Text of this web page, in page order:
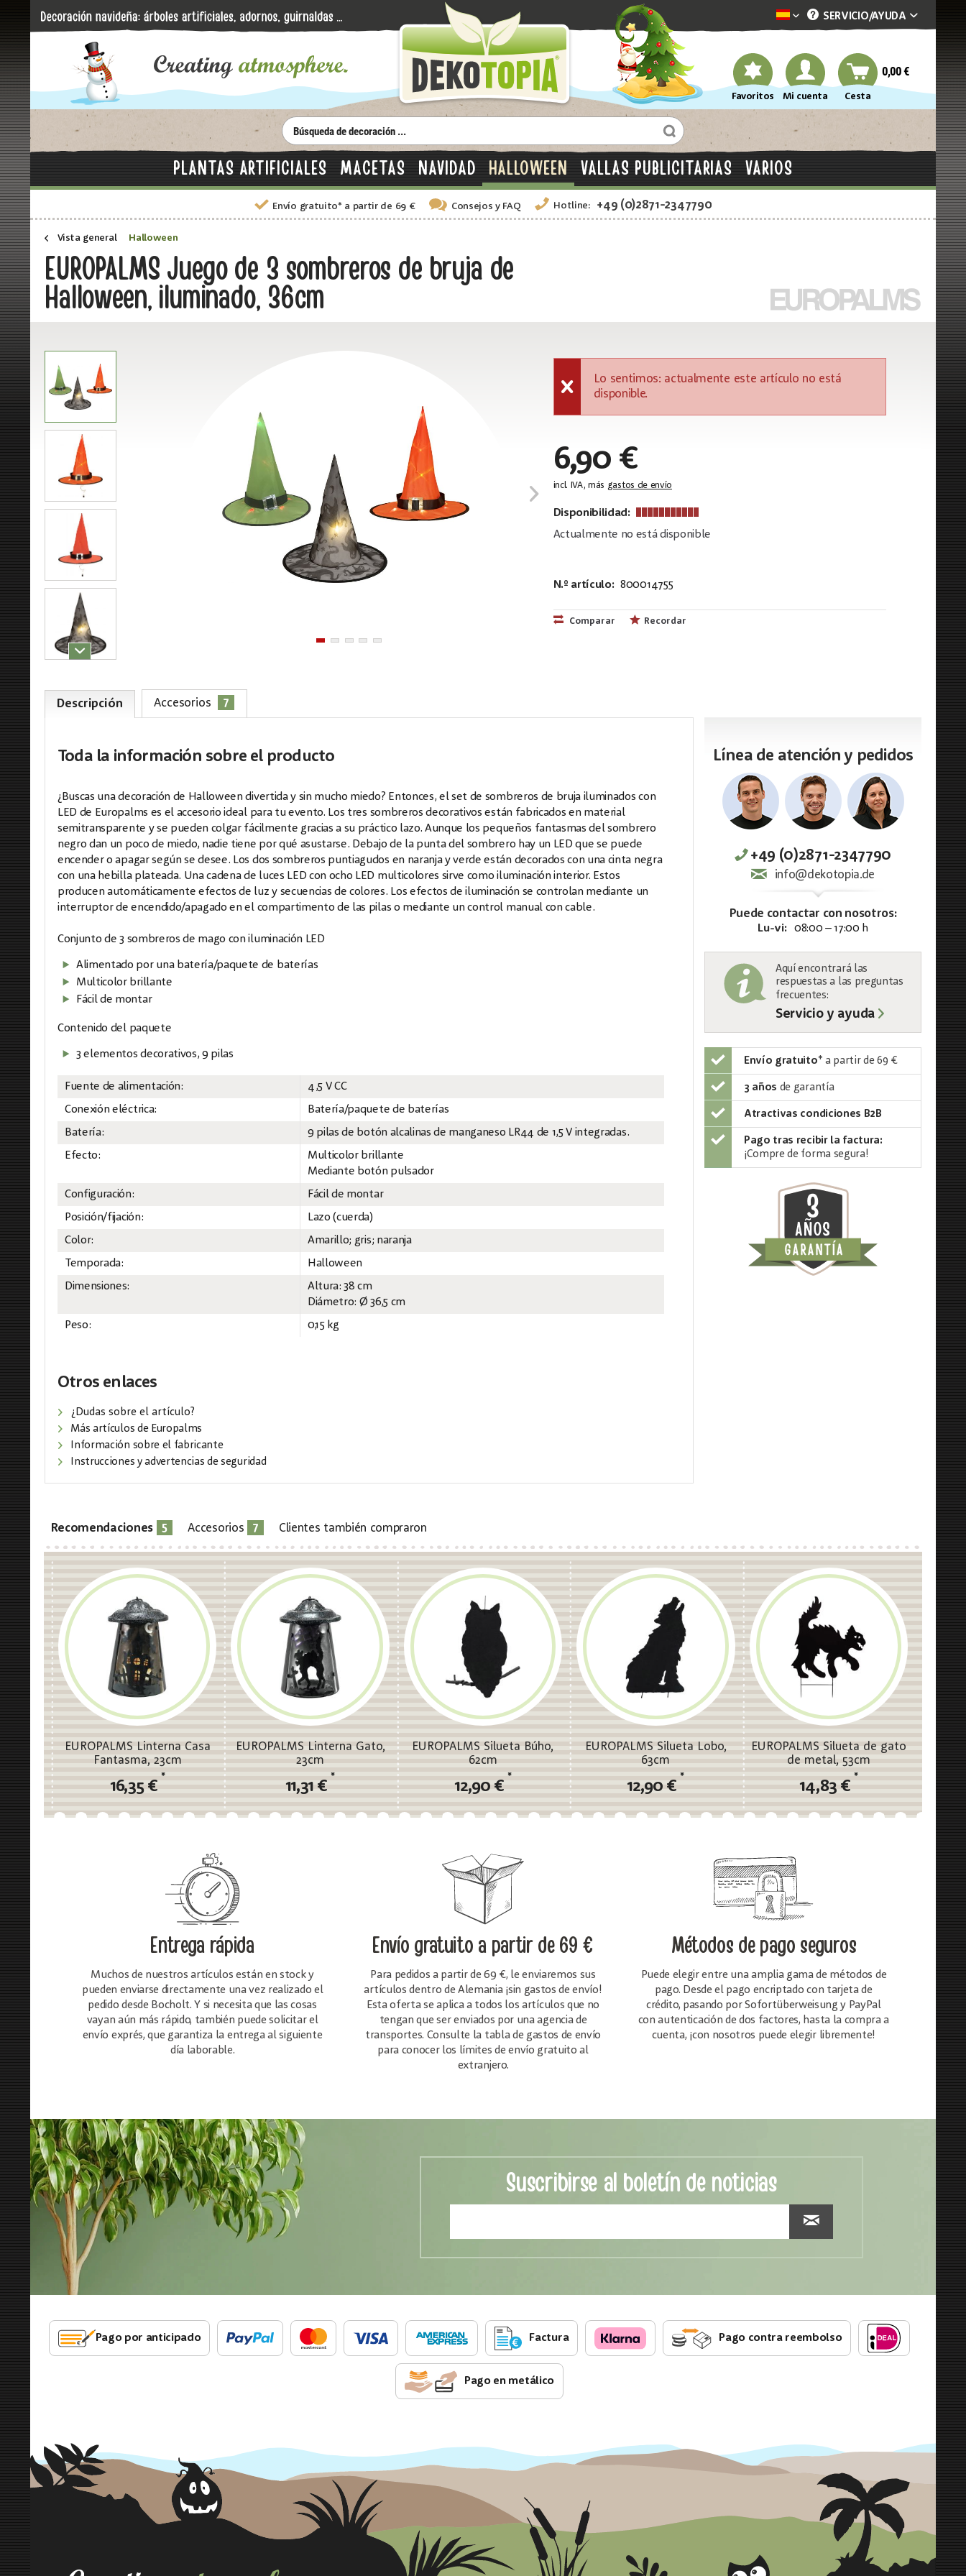
Dekotopia spanisch
SERVICIO/AYUDA
Favoritos Mi cuenta Cesta
0,00 €
PLANTAS ARTIFICIALES MACETAS NAVIDAD HALLOWEEN VALLAS PUBLICITARIAS VARIOS
Envío gratuito* a partir de 69 € Consejos y FAQ Hotline: +49 (0)2871-2347790
Vista general Halloween
EUROPALMS Juego de 3 sombreros de bruja de
Halloween, iluminado, 36cm
Lo sentimos: actualmente este artículo no está
disponible.
6,90 €
incl. IVA, más gastos de envío
Disponibilidad:
Actualmente no está disponible
N.º artículo: 800014755
Comparar Recordar
Descripción Accesorios 7
Toda la información sobre el producto
¿Buscas una decoración de Halloween divertida y sin mucho miedo? Entonces, el set de sombreros de bruja iluminados con
LED de Europalms es el accesorio ideal para tu evento. Los tres sombreros decorativos están fabricados en material
semitransparente y se pueden colgar fácilmente gracias a su práctico lazo. Aunque los pequeños fantasmas del sombrero
negro dan un poco de miedo, nadie tiene por qué asustarse. Debajo de la punta del sombrero hay un LED que se puede
encender o apagar según se desee. Los dos sombreros puntiagudos en naranja y verde están decorados con una cinta negra
con una hebilla plateada. Una cadena de luces LED con ocho LED multicolores sirve como iluminación interior. Estos
producen automáticamente efectos de luz y secuencias de colores. Los efectos de iluminación se controlan mediante un
interruptor de encendido/apagado en el compartimento de las pilas o mediante un control manual con cable.
Conjunto de 3 sombreros de mago con iluminación LED
Alimentado por una batería/paquete de baterías
Multicolor brillante
Fácil de montar
Contenido del paquete
3 elementos decorativos, 9 pilas
Fuente de alimentación:
4,5 V CC
Conexión eléctrica:
Batería/paquete de baterías
Batería:
9 pilas de botón alcalinas de manganeso LR44 de 1,5 V integradas.
Efecto:
Multicolor brillante
Mediante botón pulsador
Configuración:
Fácil de montar
Posición/fijación:
Lazo (cuerda)
Color:
Amarillo; gris; naranja
Temporada:
Halloween
Dimensiones:
Altura: 38 cm
Diámetro: Ø 36,5 cm
Peso:
0,15 kg
Otros enlaces
¿Dudas sobre el artículo?
Más artículos de Europalms
Información sobre el fabricante
Instrucciones y advertencias de seguridad
Línea de atención y pedidos
+49 (0)2871-2347790
info@dekotopia.de
Puede contactar con nosotros:
Lu-vi: 08:00 – 17:00 h
Aquí encontrará las
respuestas a las preguntas
frecuentes:
Servicio y ayuda
Envío gratuito* a partir de 69 €
3 años de garantía
Atractivas condiciones B2B
Pago tras recibir la factura:
¡Compre de forma segura!
Recomendaciones 5 Accesorios 7 Clientes también compraron
EUROPALMS Linterna Casa
Fantasma, 23cm
16,35 €
*
EUROPALMS Linterna Gato,
23cm
11,31 €
*
EUROPALMS Silueta Búho,
62cm
12,90 €
*
EUROPALMS Silueta Lobo,
63cm
12,90 €
*
EUROPALMS Silueta de gato
de metal, 53cm
14,83 €
*
Entrega rápida
Muchos de nuestros artículos están en stock y
pueden enviarse directamente una vez realizado el
pedido desde Bocholt. Y si necesita que las cosas
vayan aún más rápido, también puede solicitar el
envío exprés, que garantiza la entrega al siguiente
día laborable.
Envío gratuitoa partir de 69 €
Para pedidos a partir de 69 €, le enviaremos sus
artículos dentro de Alemania ¡sin gastos de envío!
Esta oferta se aplica a todos los artículos que no
tengan que ser enviados por una agencia de
transportes. Consulte la tabla de gastos de envío
para conocer los límites de envío gratuito al
extranjero.
Métodos de pago seguros
Puede elegir entre una amplia gama de métodos de
pago. Desde el pago encriptado con tarjeta de
crédito, pasando por Sofortüberweisung y PayPal
con autenticación de dos factores, hasta la compra a
cuenta, ¡con nosotros puede elegir libremente!
Suscribirse al boletín de noticias
Pago por anticipado Factura Pago contra reembolso
Pago en metálico